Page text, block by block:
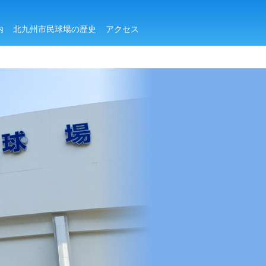
北九州市民球場の歴史 アクセス